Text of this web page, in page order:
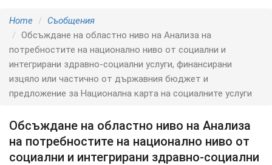
Home
Съобщения
Обсъждане на областно ниво на Анализа на
потребностите на национално ниво от социални и
интегрирани здравно-социални услуги, финансирани
изцяло или частично от държавния бюджет и
предложение за Национална карта на социалните услуги
Обсъждане на областно ниво на Анализа
на потребностите на национално ниво от
социални и интегрирани здравно-социални